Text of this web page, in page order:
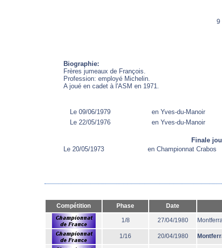
9
Biographie:
Frères jumeaux de François.
Profession: employé Michelin.
A joué en cadet à l'ASM en 1971.
Le 09/06/1979
en Yves-du-Manoir
Le 22/05/1976
en Yves-du-Manoir
Finale
Le 20/05/1973
en Championnat Crabos
Compétition Phase Date
1/8 27/04/1980
1/16 20/04/1980